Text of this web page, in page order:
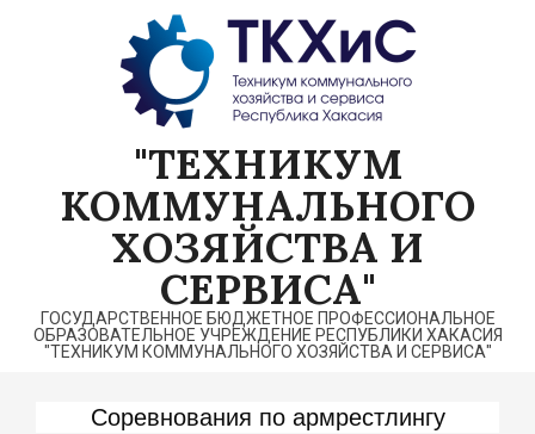
"ТЕХНИКУМ
КОММУНАЛЬНОГО
ХОЗЯЙСТВА И
СЕРВИСА"
ГОСУДАРСТВЕННОЕ БЮДЖЕТНОЕ ПРОФЕССИОНАЛЬНОЕ
ОБРАЗОВАТЕЛЬНОЕ УЧРЕЖДЕНИЕ РЕСПУБЛИКИ ХАКАСИЯ
"ТЕХНИКУМ КОММУНАЛЬНОГО ХОЗЯЙСТВА И СЕРВИСА"
Соревнования по армрестлингу